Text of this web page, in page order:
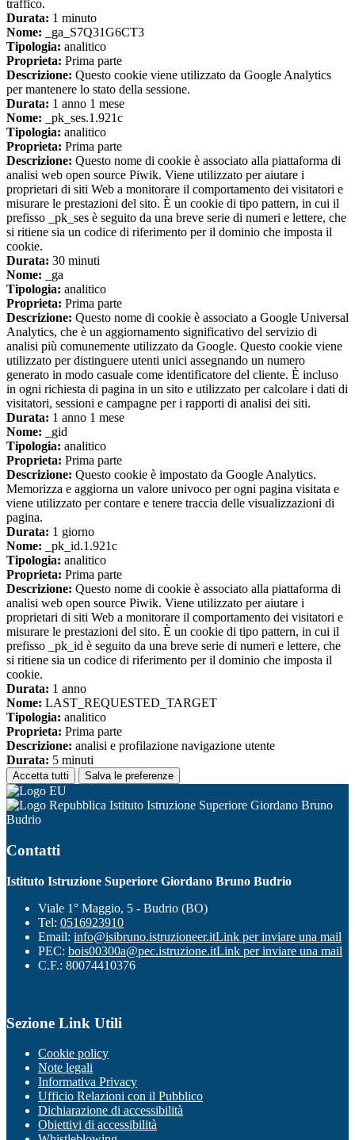
traffico.
Durata: 1 minuto
Nome: _ga_S7Q31G6CT3
Tipologia: analitico
Proprieta: Prima parte
Descrizione: Questo cookie viene utilizzato da Google Analytics
per mantenere lo stato della sessione.
Durata: 1 anno 1 mese
Nome: _pk_ses.1.921c
Tipologia: analitico
Proprieta: Prima parte
Descrizione: Questo nome di cookie è associato alla piattaforma di
analisi web open source Piwik. Viene utilizzato per aiutare i
proprietari di siti Web a monitorare il comportamento dei visitatori e
misurare le prestazioni del sito. È un cookie di tipo pattern, in cui il
prefisso _pk_ses è seguito da una breve serie di numeri e lettere, che
si ritiene sia un codice di riferimento per il dominio che imposta il
cookie.
Durata: 30 minuti
Nome: _ga
Tipologia: analitico
Proprieta: Prima parte
Descrizione: Questo nome di cookie è associato a Google Universal
Analytics, che è un aggiornamento significativo del servizio di
analisi più comunemente utilizzato da Google. Questo cookie viene
utilizzato per distinguere utenti unici assegnando un numero
generato in modo casuale come identificatore del cliente. È incluso
in ogni richiesta di pagina in un sito e utilizzato per calcolare i dati di
visitatori, sessioni e campagne per i rapporti di analisi dei siti.
Durata: 1 anno 1 mese
Nome: _gid
Tipologia: analitico
Proprieta: Prima parte
Descrizione: Questo cookie è impostato da Google Analytics.
Memorizza e aggiorna un valore univoco per ogni pagina visitata e
viene utilizzato per contare e tenere traccia delle visualizzazioni di
pagina.
Durata: 1 giorno
Nome: _pk_id.1.921c
Tipologia: analitico
Proprieta: Prima parte
Descrizione: Questo nome di cookie è associato alla piattaforma di
analisi web open source Piwik. Viene utilizzato per aiutare i
proprietari di siti Web a monitorare il comportamento dei visitatori e
misurare le prestazioni del sito. È un cookie di tipo pattern, in cui il
prefisso _pk_id è seguito da una breve serie di numeri e lettere, che
si ritiene sia un codice di riferimento per il dominio che imposta il
cookie.
Durata: 1 anno
Nome: LAST_REQUESTED_TARGET
Tipologia: analitico
Proprieta: Prima parte
Descrizione: analisi e profilazione navigazione utente
Durata: 5 minuti
Accetta tutti Salva le preferenze
Istituto Istruzione Superiore Giordano Bruno
Budrio
Contatti
Istituto Istruzione Superiore Giordano Bruno Budrio
Viale 1° Maggio, 5 - Budrio (BO)
Tel: 0516923910
Email: info@isibruno.istruzioneer.itLink per inviare una mail
PEC: bois00300a@pec.istruzione.itLink per inviare una mail
C.F.: 80074410376
Sezione Link Utili
Cookie policy
Note legali
Informativa Privacy
Ufficio Relazioni con il Pubblico
Dichiarazione di accessibilità
Obiettivi di accessibilità